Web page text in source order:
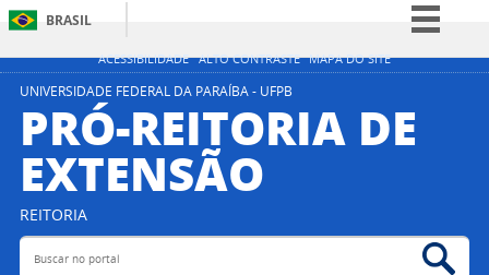
ACESSIBILIDADE ALTO CONTRASTE MAPA DO SITE
BRASIL
Simplifique!
Participe
UNIVERSIDADE FEDERAL DA PARAÍBA - UFPB
PRÓ-REITORIA DE
EXTENSÃO
REITORIA
Buscar no portal